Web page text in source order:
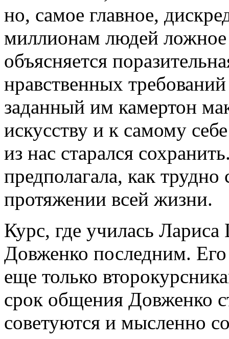
но, самое главное,
миллионам людей
объясняется
нравственных
заданный им камертон
искусству и к самому
из нас старался
предполагала, как трудно
протяжении всей жизни.
Курс, где училась
Довженко последним. Его
еще только
срок общения Довженко
советуются и мысленно